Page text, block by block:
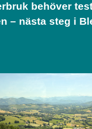
behöver
– nästa steg i